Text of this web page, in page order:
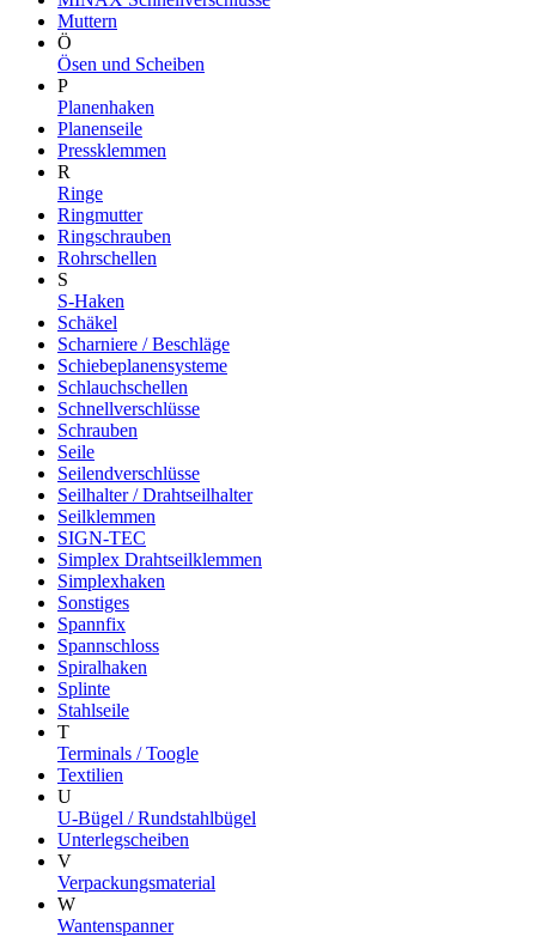
Muttern
Ö
Ösen und Scheiben
P
Planenhaken
Planenseile
Pressklemmen
R
Ringe
Ringmutter
Ringschrauben
Rohrschellen
S
S-Haken
Schäkel
Scharniere / Beschläge
Schiebeplanensysteme
Schlauchschellen
Schnellverschlüsse
Schrauben
Seile
Seilendverschlüsse
Seilhalter / Drahtseilhalter
Seilklemmen
SIGN-TEC
Simplex Drahtseilklemmen
Simplexhaken
Sonstiges
Spannfix
Spannschloss
Spiralhaken
Splinte
Stahlseile
T
Terminals / Toogle
Textilien
U
U-Bügel / Rundstahlbügel
Unterlegscheiben
V
Verpackungsmaterial
W
Wantenspanner